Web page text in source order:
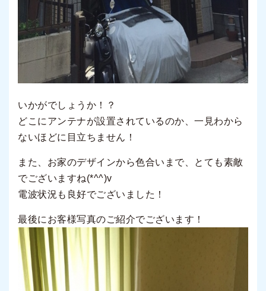
いかがでしょうか！？
どこにアンテナが設置されているのか、一見わから
ないほどに目立ちません！
また、お家のデザインから色合いまで、とても素敵
でございますね(*^^)v
電波状況も良好でございました！
最後にお客様写真のご紹介でございます！